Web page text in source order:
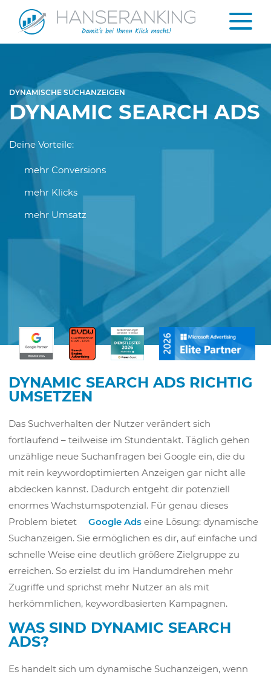
DYNAMISCHE SUCHANZEIGEN
DYNAMIC SEARCH ADS
Deine Vorteile:
mehr Conversions
mehr Klicks
mehr Umsatz
DYNAMIC SEARCH ADS RICHTIG
UMSETZEN
Das Suchverhalten der Nutzer verändert sich
fortlaufend – teilweise im Stundentakt. Täglich gehen
unzählige neue Suchanfragen bei Google ein, die du
mit rein keywordoptimierten Anzeigen gar nicht alle
abdecken kannst. Dadurch entgeht dir potenziell
enormes Wachstumspotenzial. Für genau dieses
Problem bietet
Google Ads eine Lösung: dynamische
Suchanzeigen. Sie ermöglichen es dir, auf einfache und
schnelle Weise eine deutlich größere Zielgruppe zu
erreichen. So erzielst du im Handumdrehen mehr
Zugriffe und sprichst mehr Nutzer an als mit
herkömmlichen, keywordbasierten Kampagnen.
WAS SIND DYNAMIC SEARCH
ADS?
Es handelt sich um dynamische Suchanzeigen, wenn